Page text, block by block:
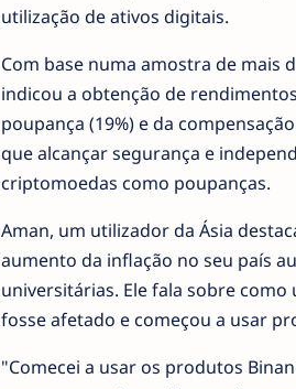
utilização de ativos digitais.
Com base numa amostra de mais
indicou a obtenção de
poupança (19%) e da
que alcançar segurança e
criptomoedas como poupanças.
Aman, um utilizador da Ásia
aumento da inflação no seu país
universitárias. Ele fala sobre
fosse afetado e começou a usar
"Comecei a usar os produtos